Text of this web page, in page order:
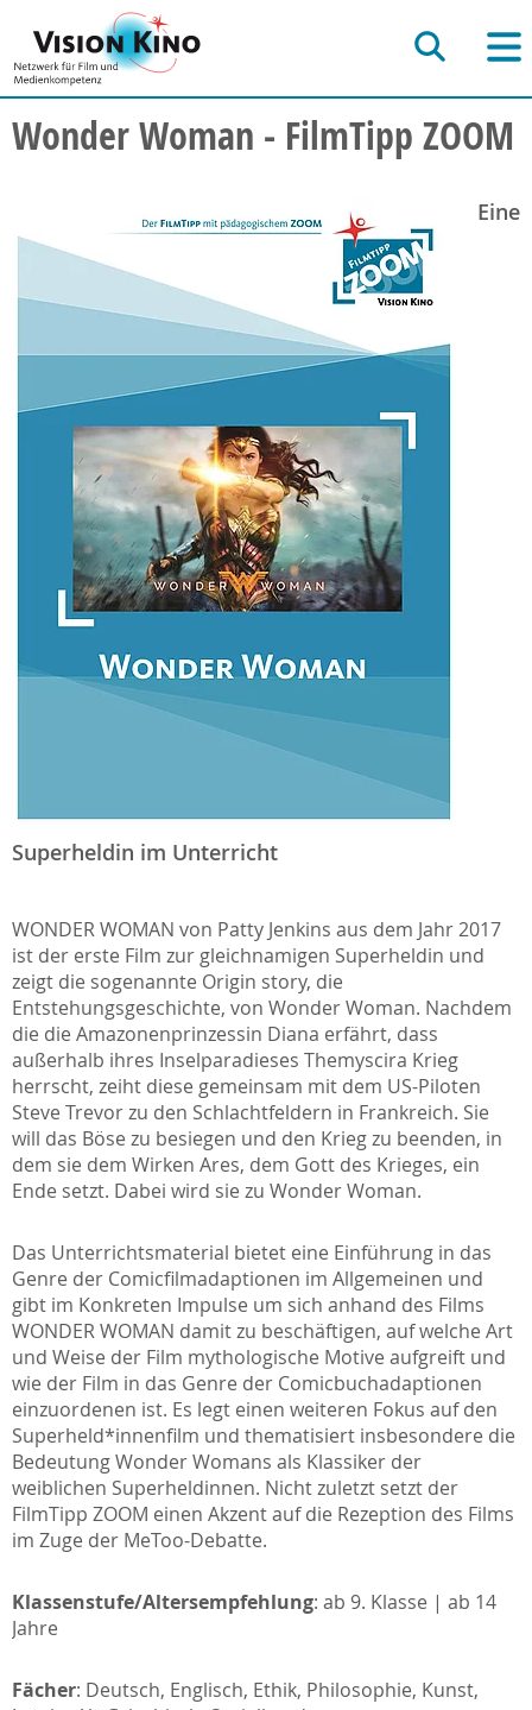
Wonder Woman - FilmTipp ZOOM
Eine
Superheldin im Unterricht
WONDER WOMAN von Patty Jenkins aus dem Jahr 2017
ist der erste Film zur gleichnamigen Superheldin und
zeigt die sogenannte Origin story, die
Entstehungsgeschichte, von Wonder Woman. Nachdem
die die Amazonenprinzessin Diana erfährt, dass
außerhalb ihres Inselparadieses Themyscira Krieg
herrscht, zeiht diese gemeinsam mit dem US-Piloten
Steve Trevor zu den Schlachtfeldern in Frankreich. Sie
will das Böse zu besiegen und den Krieg zu beenden, in
dem sie dem Wirken Ares, dem Gott des Krieges, ein
Ende setzt. Dabei wird sie zu Wonder Woman.
Das Unterrichtsmaterial bietet eine Einführung in das
Genre der Comicfilmadaptionen im Allgemeinen und
gibt im Konkreten Impulse um sich anhand des Films
WONDER WOMAN damit zu beschäftigen, auf welche Art
und Weise der Film mythologische Motive aufgreift und
wie der Film in das Genre der Comicbuchadaptionen
einzuordenen ist. Es legt einen weiteren Fokus auf den
Superheld*innenfilm und thematisiert insbesondere die
Bedeutung Wonder Womans als Klassiker der
weiblichen Superheldinnen. Nicht zuletzt setzt der
FilmTipp ZOOM einen Akzent auf die Rezeption des Films
im Zuge der MeToo-Debatte.
Klassenstufe/Altersempfehlung: ab 9. Klasse | ab 14
Jahre
Fächer: Deutsch, Englisch, Ethik, Philosophie, Kunst,